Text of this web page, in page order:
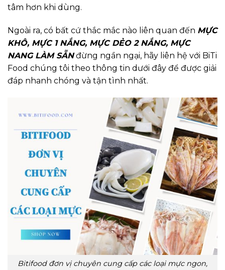
tâm hơn khi dùng.
Ngoài ra, có bất cứ thắc mắc nào liên quan đến MỰC
KHÔ, MỰC 1 NẮNG, MỰC DẺO 2 NẮNG, MỰC
NANG LÀM SẴNđừng ngần ngại, hãy liên hệ với BiTi
Food chúng tôi theo thông tin dưới đây để được giải
đáp nhanh chóng và tận tình nhất.
Bitifood đơn vị chuyên cung cấp các loại mực ngon,